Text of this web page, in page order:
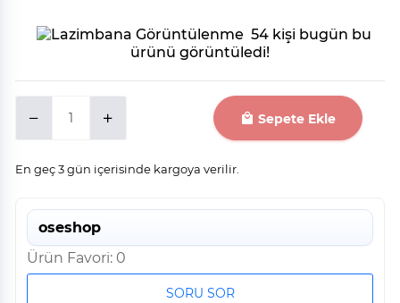
54 kişi bugün bu
ürünü görüntüledi!
Sepete Ekle
En geç 3 gün içerisinde kargoya verilir.
oseshop
Ürün Favori: 0
SORU SOR